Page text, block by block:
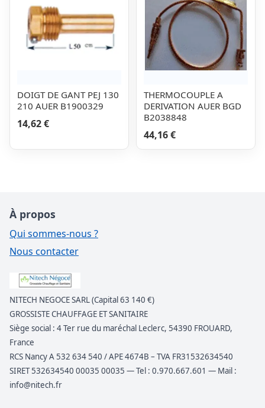
DOIGT DE GANT PEJ 130
210 AUER B1900329
14,62 €
THERMOCOUPLE A
DERIVATION AUER BGD
B2038848
44,16 €
À propos
Qui sommes-nous ?
Nous contacter
NITECH NEGOCE SARL (Capital 63 140 €)
GROSSISTE CHAUFFAGE ET SANITAIRE
Siège social : 4 Ter rue du maréchal Leclerc, 54390 FROUARD,
France
RCS Nancy A 532 634 540 / APE 4674B – TVA FR31532634540
SIRET 532634540 00035 00035 — Tel : 0.970.667.601 — Mail :
info@nitech.fr